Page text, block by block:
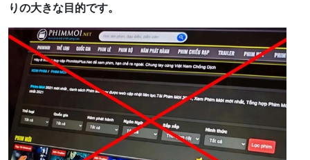
りの大きな目的です。